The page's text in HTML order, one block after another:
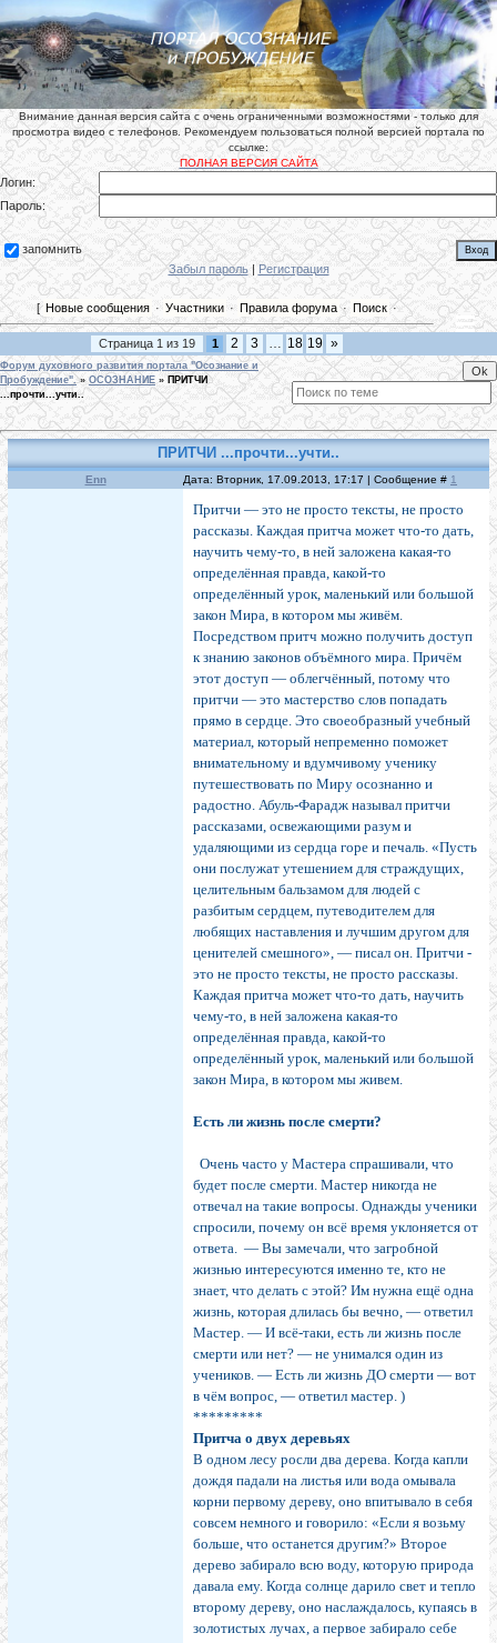
Внимание данная версия сайта с очень ограниченными возможностями - только для
просмотра видео с телефонов. Рекомендуем пользоваться полной версией портала по
ссылке:
ПОЛНАЯ ВЕРСИЯ САЙТА
Логин:
Пароль:
запомнить
Забыл пароль| Регистрация
[ Новые сообщения · Участники · Правила форума · Поиск·
Страница 1 из 19 1 2 3 … 18 19 »
Форум духовного развития портала "Осознание и
Пробуждение". » ОСОЗНАНИЕ » ПРИТЧИ
...прочти...учти..
ПРИТЧИ ...прочти...учти..
Enn Дата: Вторник, 17.09.2013, 17:17 | Сообщение # 1
Притчи — это не просто тексты, не просто
рассказы. Каждая притча может что-то дать,
научить чему-то, в ней заложена какая-то
определённая правда, какой-то
определённый урок, маленький или большой
закон Мира, в котором мы живём.
Посредством притч можно получить доступ
к знанию законов объёмного мира. Причём
этот доступ — облегчённый, потому что
притчи — это мастерство слов попадать
прямо в сердце. Это своеобразный учебный
материал, который непременно поможет
внимательному и вдумчивому ученику
путешествовать по Миру осознанно и
радостно. Абуль-Фарадж называл притчи
рассказами, освежающими разум и
удаляющими из сердца горе и печаль. «Пусть
они послужат утешением для страждущих,
целительным бальзамом для людей с
разбитым сердцем, путеводителем для
любящих наставления и лучшим другом для
ценителей смешного», — писал он. Притчи -
это не просто тексты, не просто рассказы.
Каждая притча может что-то дать, научить
чему-то, в ней заложена какая-то
определённая правда, какой-то
определённый урок, маленький или большой
закон Мира, в котором мы живем.
Есть ли жизнь после смерти?
Очень часто у Мастера спрашивали, что
будет после смерти. Мастер никогда не
отвечал на такие вопросы. Однажды ученики
спросили, почему он всё время уклоняется от
ответа. — Вы замечали, что загробной
жизнью интересуются именно те, кто не
знает, что делать с этой? Им нужна ещё одна
жизнь, которая длилась бы вечно, — ответил
Мастер. — И всё-таки, есть ли жизнь после
смерти или нет? — не унимался один из
учеников. — Есть ли жизнь ДО смерти — вот
в чём вопрос, — ответил мастер. )
*********
Притча о двух деревьях
В одном лесу росли два дерева. Когда капли
дождя падали на листья или вода омывала
корни первому дереву, оно впитывало в себя
совсем немного и говорило: «Если я возьму
больше, что останется другим?» Второе
дерево забирало всю воду, которую природа
давала ему. Когда солнце дарило свет и тепло
второму дереву, оно наслаждалось, купаясь в
золотистых лучах, а первое забирало себе